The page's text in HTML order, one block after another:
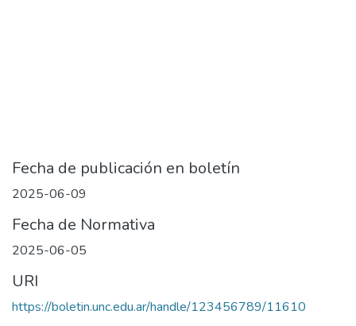
Fecha de publicación en boletín
2025-06-09
Fecha de Normativa
2025-06-05
URI
https://boletin.unc.edu.ar/handle/123456789/11610